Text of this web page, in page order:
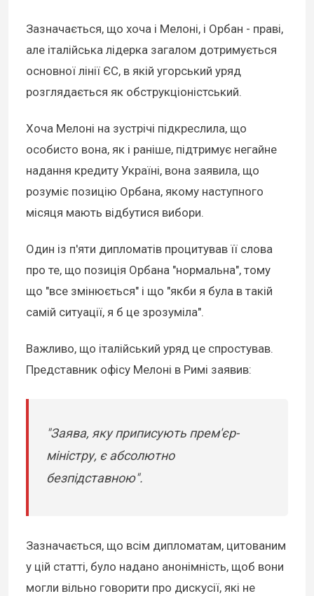
Зазначається, що хоча і Мелоні, і Орбан - праві,
але італійська лідерка загалом дотримується
основної лінії ЄС, в якій угорський уряд
розглядається як обструкціоністський.
Хоча Мелоні на зустрічі підкреслила, що
особисто вона, як і раніше, підтримує негайне
надання кредиту Україні, вона заявила, що
розуміє позицію Орбана, якому наступного
місяця мають відбутися вибори.
Один із п'яти дипломатів процитував її слова
про те, що позиція Орбана "нормальна", тому
що "все змінюється" і що "якби я була в такій
самій ситуації, я б це зрозуміла".
Важливо, що італійський уряд це спростував.
Представник офісу Мелоні в Римі заявив:
"Заява, яку приписують прем'єр-
міністру, є абсолютно
безпідставною".
Зазначається, що всім дипломатам, цитованим
у цій статті, було надано анонімність, щоб вони
могли вільно говорити про дискусії, які не